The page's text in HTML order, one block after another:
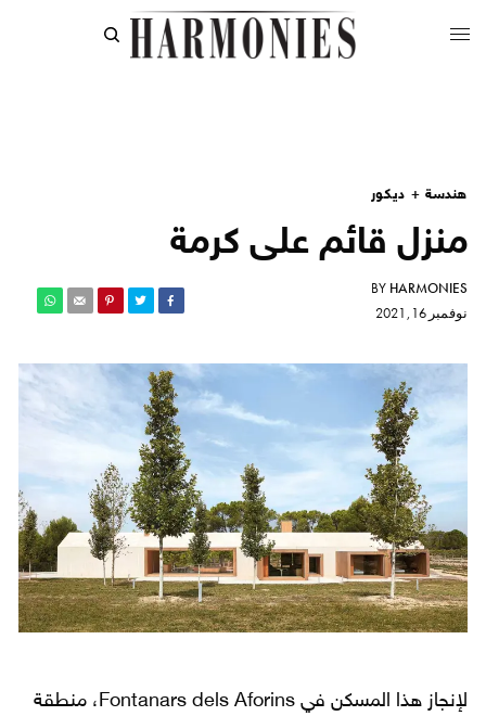
هندسة + ديكور
منزل قائم على كرمة
BY HARMONIES
نوفمبر 16, 2021
لإنجاز هذا المسكن في Fontanars dels Aforins، منطقة